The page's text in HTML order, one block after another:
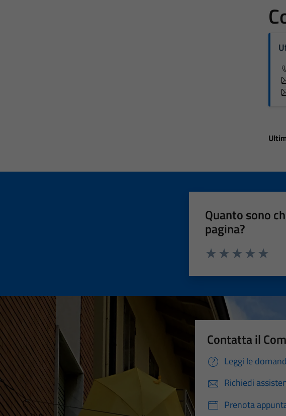
Quanto sono
pagina?
Contatta il
Leggi le
Richiedi
Prenota